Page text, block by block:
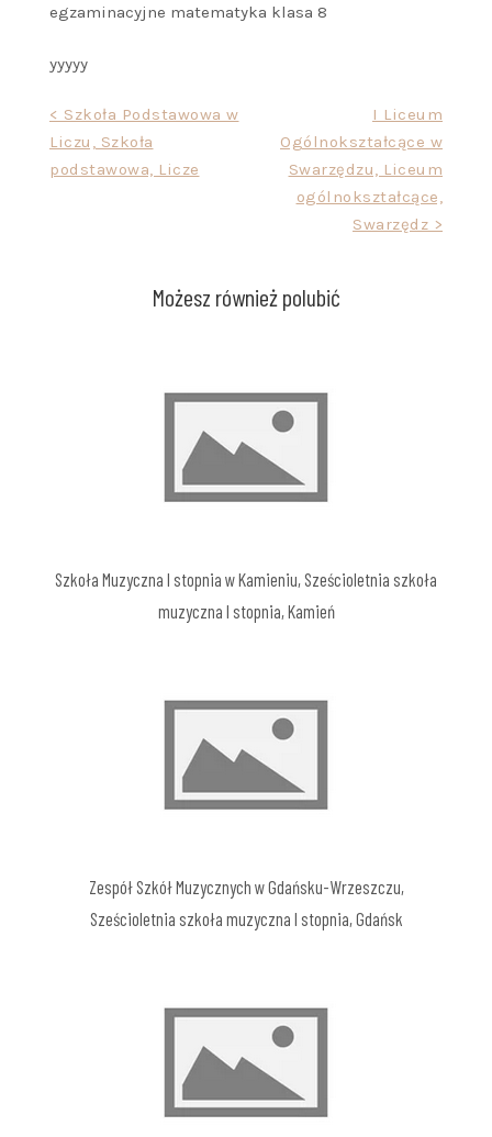
egzaminacyjne matematyka klasa 8
yyyyy
Nawigacja
wpisu
< Szkoła Podstawowa w
Liczu, Szkoła
podstawowa, Licze
I Liceum
Ogólnokształcące w
Swarzędzu, Liceum
ogólnokształcące,
Swarzędz >
Możesz również polubić
Szkoła Muzyczna I stopnia w Kamieniu, Sześcioletnia szkoła
muzyczna I stopnia, Kamień
Zespół Szkół Muzycznych w Gdańsku-Wrzeszczu,
Sześcioletnia szkoła muzyczna I stopnia, Gdańsk